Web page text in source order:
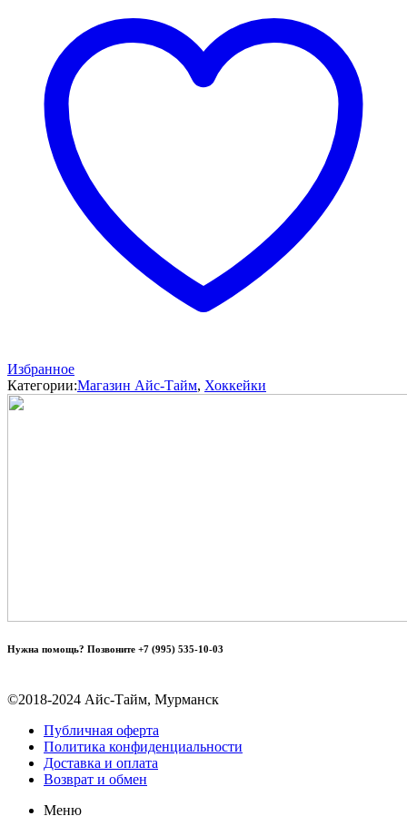
Избранное
Категории:Магазин Айс-Тайм, Хоккейки
Нужна помощь? Позвоните +7 (995) 535-10-03
©2018-2024 Айс-Тайм, Мурманск
Публичная оферта
Политика конфиденциальности
Доставка и оплата
Возврат и обмен
Меню